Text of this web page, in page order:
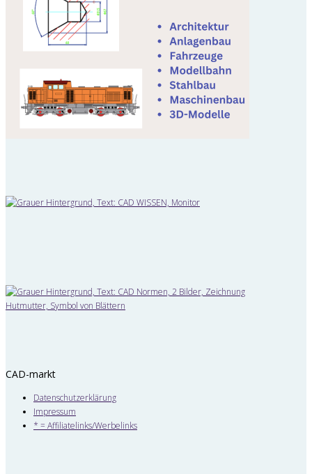
CAD-markt
Datenschutzerklärung
Impressum
* = Affiliatelinks/Werbelinks